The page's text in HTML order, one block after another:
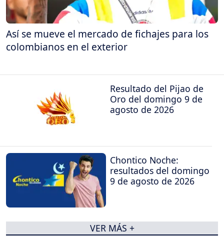
Así se mueve el mercado de fichajes para los
colombianos en el exterior
Resultado del Pijao de
Oro del domingo 9 de
agosto de 2026
Chontico Noche:
resultados del domingo
9 de agosto de 2026
VER MÁS +